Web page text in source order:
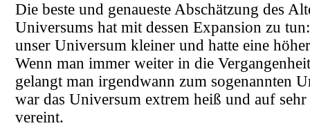
Die beste und genaueste Abschätzung des
Universums hat mit dessen Expansion zu
unser Universum kleiner und hatte eine
Wenn man immer weiter in die
gelangt man irgendwann zum sogenannten
war das Universum extrem heiß und auf
vereint.